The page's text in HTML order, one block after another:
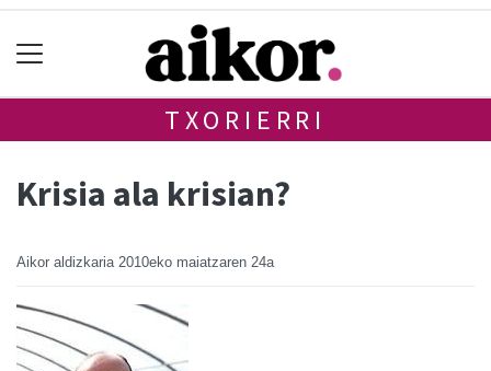
TXORIERRI
Krisia ala krisian?
Aikor aldizkaria 2010eko maiatzaren 24a